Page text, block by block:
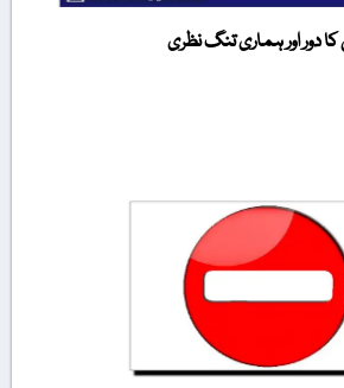
دور اور ہماری تنگ نظری